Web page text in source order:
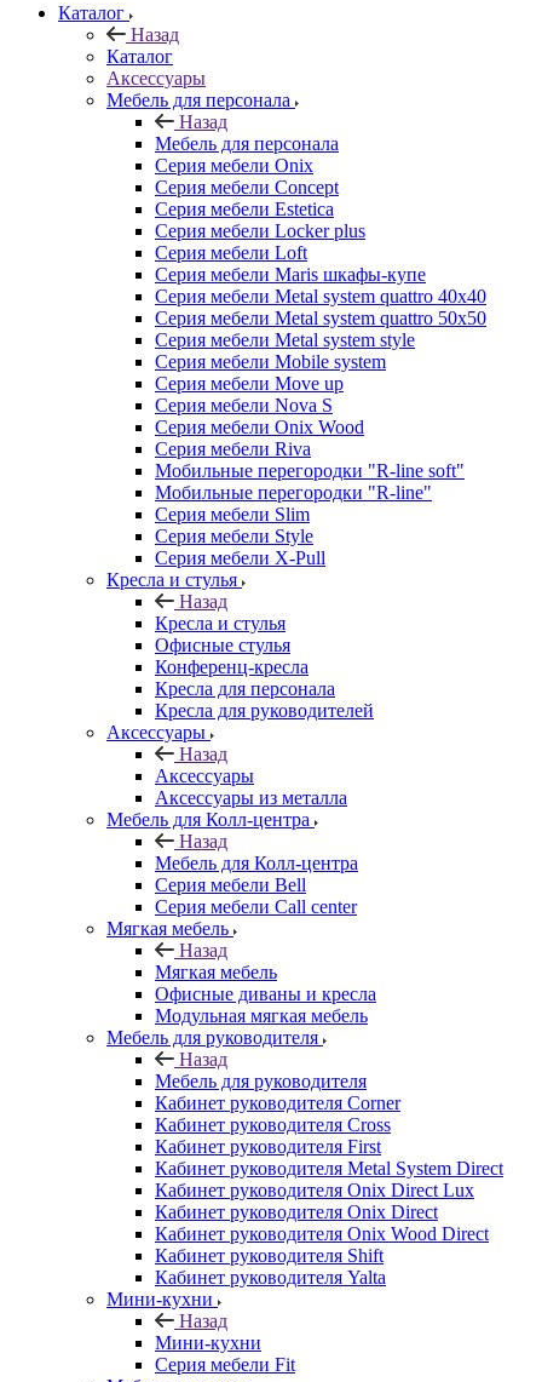
Каталог
Назад
Каталог
Аксессуары
Мебель для персонала
Назад
Мебель для персонала
Серия мебели Onix
Серия мебели Concept
Серия мебели Estetica
Серия мебели Locker plus
Серия мебели Loft
Серия мебели Maris шкафы-купе
Серия мебели Metal system quattro 40x40
Серия мебели Metal system quattro 50x50
Серия мебели Metal system style
Серия мебели Mobile system
Серия мебели Move up
Серия мебели Nova S
Серия мебели Onix Wood
Серия мебели Riva
Мобильные перегородки "R-line soft"
Мобильные перегородки "R-line"
Серия мебели Slim
Серия мебели Style
Серия мебели X-Pull
Кресла и стулья
Назад
Кресла и стулья
Офисные стулья
Конференц-кресла
Кресла для персонала
Кресла для руководителей
Аксессуары
Назад
Аксессуары
Аксессуары из металла
Мебель для Колл-центра
Назад
Мебель для Колл-центра
Серия мебели Bell
Серия мебели Call center
Мягкая мебель
Назад
Мягкая мебель
Офисные диваны и кресла
Модульная мягкая мебель
Мебель для руководителя
Назад
Мебель для руководителя
Кабинет руководителя Corner
Кабинет руководителя Cross
Кабинет руководителя First
Кабинет руководителя Metal System Direct
Кабинет руководителя Onix Direct Lux
Кабинет руководителя Onix Direct
Кабинет руководителя Onix Wood Direct
Кабинет руководителя Shift
Кабинет руководителя Yalta
Мини-кухни
Назад
Мини-кухни
Серия мебели Fit